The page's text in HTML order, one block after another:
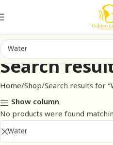
Search
Home Shop Search results for
Show column
No products were found